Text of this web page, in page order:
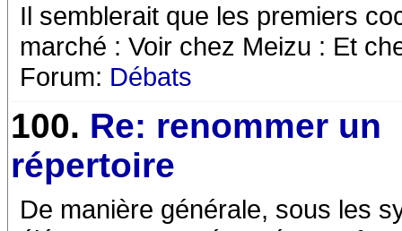
Il semblerait que les premiers
marché : Voir chez Meizu : Et
Forum: Débats
100. Re: renommer un
répertoire
De manière générale, sous les